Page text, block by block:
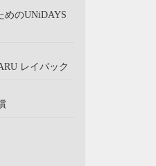
めのUNiDAYS
レイバック